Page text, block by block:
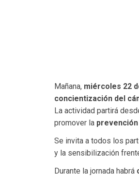
Mañana, miércoles 22
concientización del
La actividad partirá
promover la
Se invita a todos los
y la sensibilización
Durante la jornada habrá